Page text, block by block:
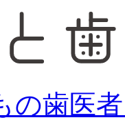
の歯医